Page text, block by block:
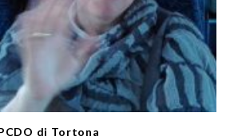
di Tortona